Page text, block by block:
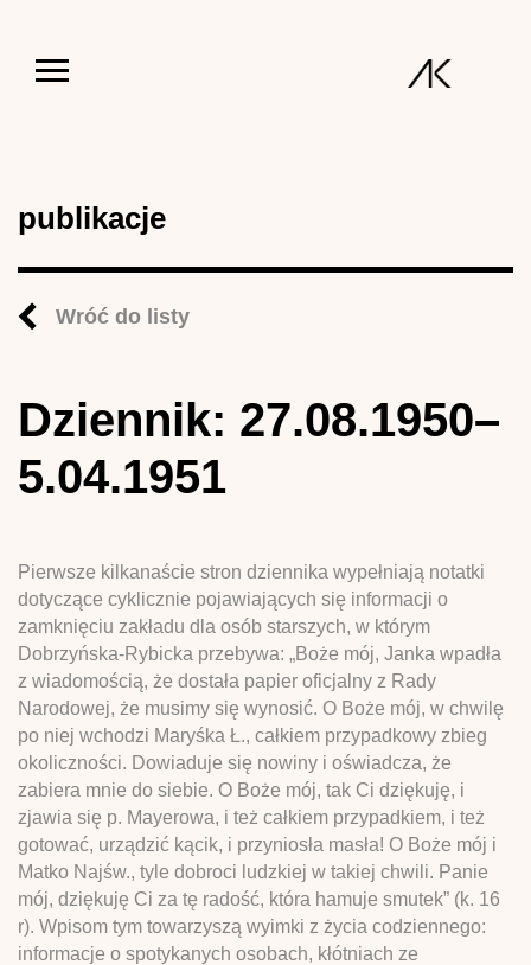
publikacje
Wróć do listy
Dziennik: 27.08.1950–
5.04.1951
Pierwsze kilkanaście stron dziennika wypełniają notatki
dotyczące cyklicznie pojawiających się informacji o
zamknięciu zakładu dla osób starszych, w którym
Dobrzyńska-Rybicka przebywa: „Boże mój, Janka wpadła
z wiadomością, że dostała papier oficjalny z Rady
Narodowej, że musimy się wynosić. O Boże mój, w chwilę
po niej wchodzi Maryśka Ł., całkiem przypadkowy zbieg
okoliczności. Dowiaduje się nowiny i oświadcza, że
zabiera mnie do siebie. O Boże mój, tak Ci dziękuję, i
zjawia się p. Mayerowa, i też całkiem przypadkiem, i też
gotować, urządzić kącik, i przyniosła masła! O Boże mój i
Matko Najśw., tyle dobroci ludzkiej w takiej chwili. Panie
mój, dziękuję Ci za tę radość, która hamuje smutek” (k. 16
r). Wpisom tym towarzyszą wyimki z życia codziennego:
informacje o spotykanych osobach, kłótniach ze